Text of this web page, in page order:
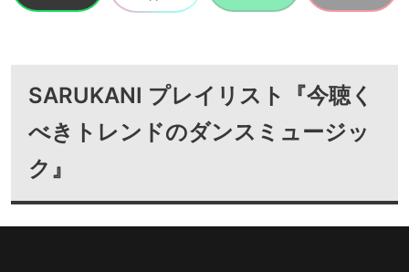
SARUKANI プレイリスト『今聴く
べきトレンドのダンスミュージッ
ク』